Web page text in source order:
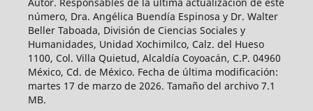
número, Dra. Angélica Buendía Espinosa y Dr. Walter
Beller Taboada, División de Ciencias Sociales y
Humanidades, Unidad Xochimilco, Calz. del Hueso
1100, Col. Villa Quietud, Alcaldía Coyoacán, C.P. 04960
México, Cd. de México. Fecha de última modificación:
martes 17 de marzo de 2026. Tamaño del archivo 7.1
MB.